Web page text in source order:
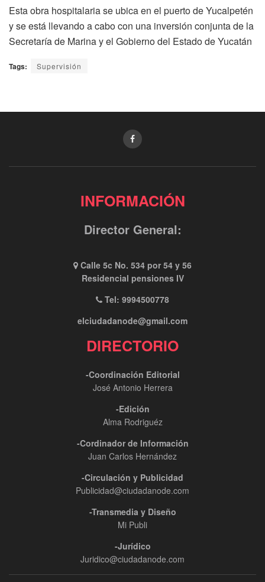
Esta obra hospitalaria se ubica en el puerto de Yucalpetén
y se está llevando a cabo con una inversión conjunta de la
Secretaría de Marina y el Gobierno del Estado de Yucatán
Tags: Supervisión
INFORMACIÓN
Director General:
Calle 5c No. 534 por 54 y 56
Residencial pensiones IV
Tel: 9994500778
elciudadanode@gmail.com
DIRECTORIO
-Coordinación Editorial
José Antonio Herrera
-Edición
Alma Rodriguéz
-Cordinador de Información
Juan Carlos Hernández
-Circulación y Publicidad
Publicidad@ciudadanode.com
-Transmedia y Diseño
Mi Publi
-Jurídico
Juridico@ciudadanode.com